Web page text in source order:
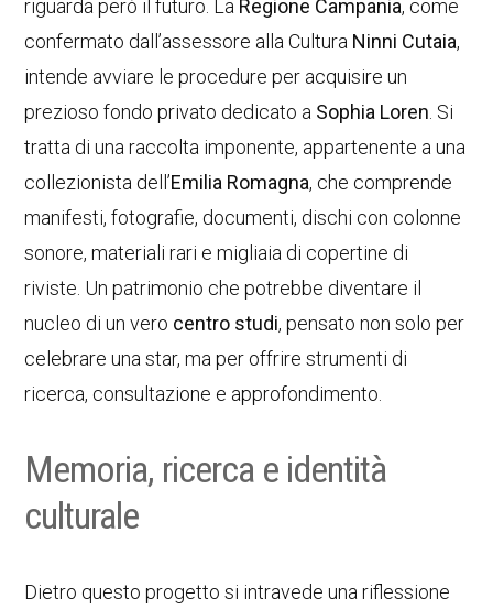
riguarda però il futuro. La Regione Campania, come
confermato dall’assessore alla Cultura Ninni Cutaia,
intende avviare le procedure per acquisire un
prezioso fondo privato dedicato a Sophia Loren . Si
tratta di una raccolta imponente, appartenente a una
collezionista dell’Emilia Romagna, che comprende
manifesti, fotografie, documenti, dischi con colonne
sonore, materiali rari e migliaia di copertine di
riviste. Un patrimonio che potrebbe diventare il
nucleo di un vero centro studi, pensato non solo per
celebrare una star, ma per offrire strumenti di
ricerca, consultazione e approfondimento.
Memoria, ricerca e identità
culturale
Dietro questo progetto si intravede una riflessione